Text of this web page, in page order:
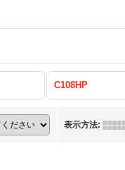
C108HP
表示方法: